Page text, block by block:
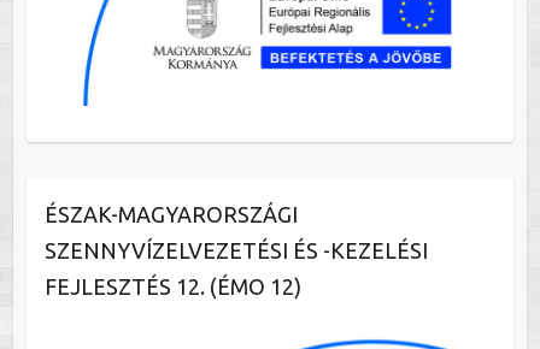
ÉSZAK-MAGYARORSZÁGI
SZENNYVÍZELVEZETÉSI ÉS -KEZELÉSI
FEJLESZTÉS 12. (ÉMO 12)